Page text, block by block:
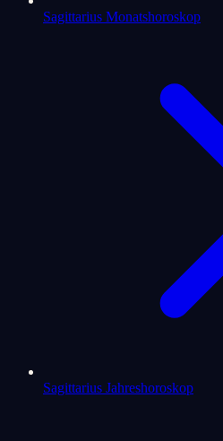
Sagittarius Monatshoroskop
Sagittarius Jahreshoroskop